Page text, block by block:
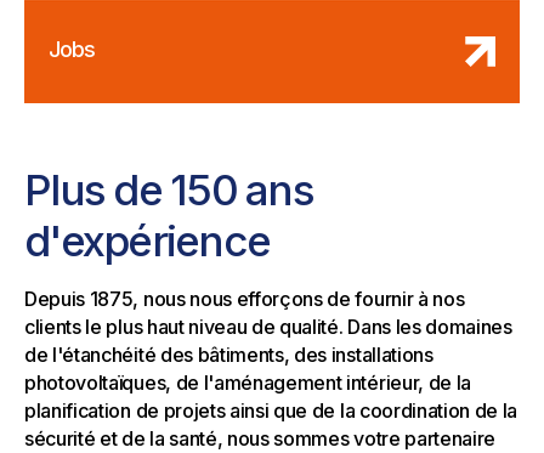
Jobs
Plus de 150 ans
d'expérience
Depuis 1875, nous nous efforçons de fournir à nos
clients le plus haut niveau de qualité. Dans les domaines
de l'étanchéité des bâtiments, des installations
photovoltaïques, de l'aménagement intérieur, de la
planification de projets ainsi que de la coordination de la
sécurité et de la santé, nous sommes votre partenaire